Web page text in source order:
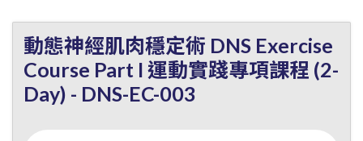
動態神經肌肉穩定術 DNS Exercise
Course Part I 運動實踐專項課程 (2-
Day) - DNS-EC-003